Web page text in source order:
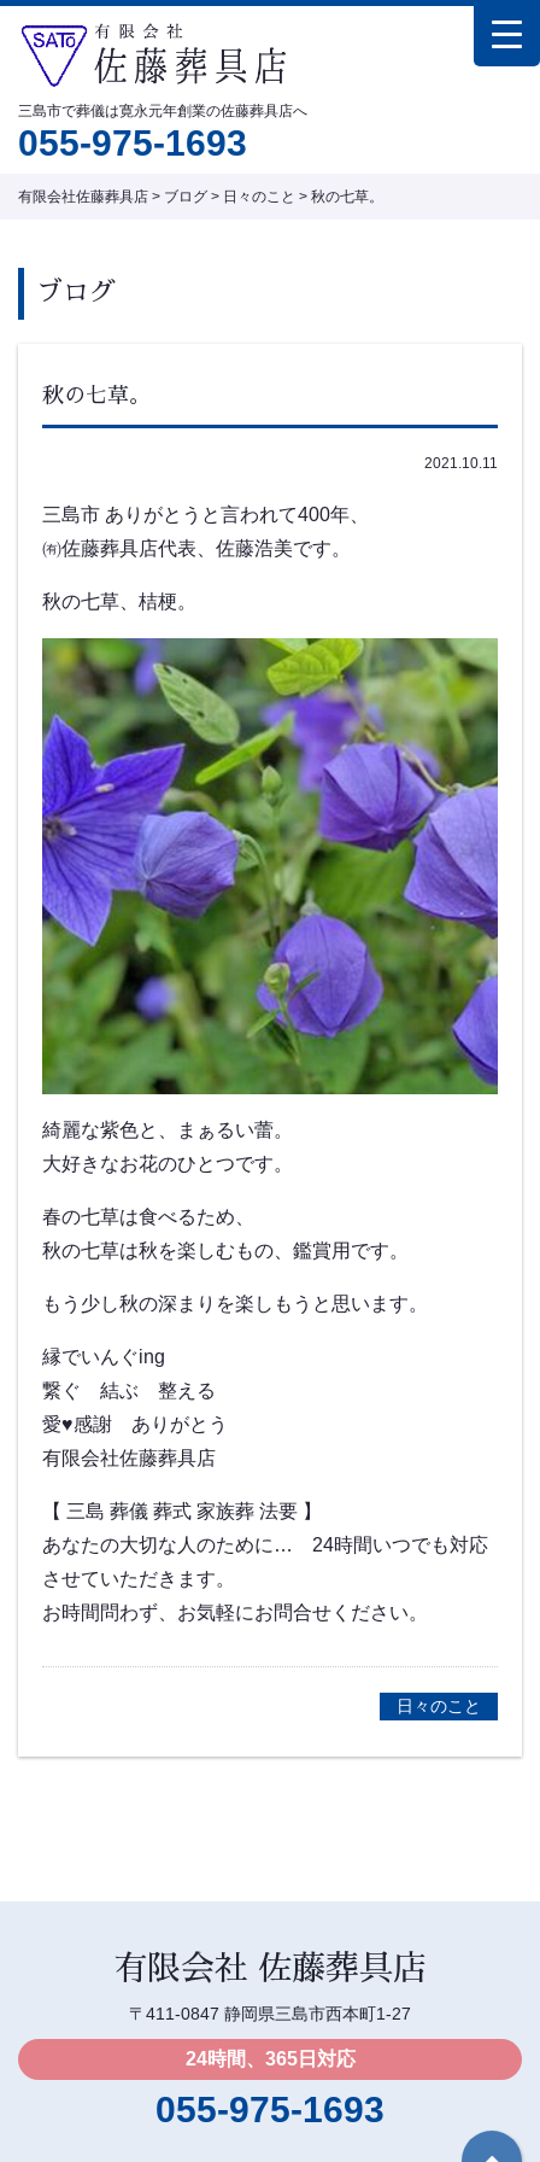
三島市で葬儀は寛永元年創業の佐藤葬具店へ
055-975-1693
有限会社佐藤葬具店 > ブログ > 日々のこと > 秋の七草。
ブログ
秋の七草。
2021.10.11
三島市 ありがとうと言われて400年、
㈲佐藤葬具店代表、佐藤浩美です。
秋の七草、桔梗。
綺麗な紫色と、まぁるい蕾。
大好きなお花のひとつです。
春の七草は食べるため、
秋の七草は秋を楽しむもの、鑑賞用です。
もう少し秋の深まりを楽しもうと思います。
縁でいんぐing
繋ぐ 結ぶ 整える
愛♥感謝 ありがとう
有限会社佐藤葬具店
【 三島 葬儀 葬式 家族葬 法要 】
あなたの大切な人のために… 24時間いつでも対応
させていただきます。
お時間問わず、お気軽にお問合せください。
日々のこと
有限会社 佐藤葬具店
〒411-0847 静岡県三島市西本町1-27
24時間、365日対応
055-975-1693